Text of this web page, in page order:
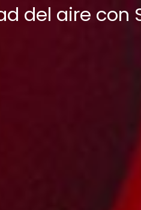
del aire con